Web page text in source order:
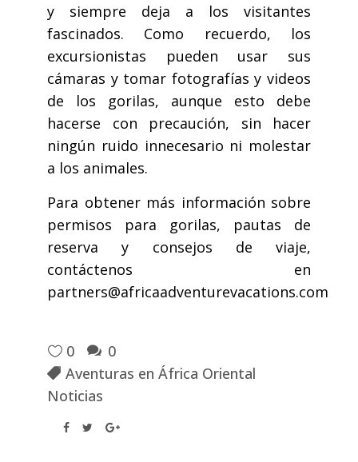
y siempre deja a los visitantes
fascinados. Como recuerdo, los
excursionistas pueden usar sus
cámaras y tomar fotografías y videos
de los gorilas, aunque esto debe
hacerse con precaución, sin hacer
ningún ruido innecesario ni molestar
a los animales.
Para obtener más información sobre
permisos para gorilas, pautas de
reserva y consejos de viaje,
contáctenos en
partners@africaadventurevacations.com
0
0
Aventuras en África Oriental
Noticias